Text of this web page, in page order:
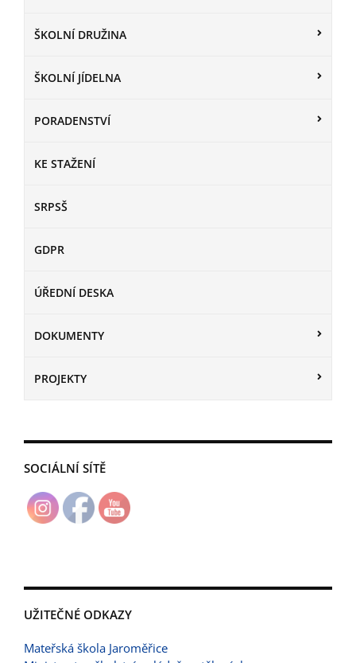
ŠKOLNÍ DRUŽINA
ŠKOLNÍ JÍDELNA
PORADENSTVÍ
KE STAŽENÍ
SRPSŠ
GDPR
ÚŘEDNÍ DESKA
DOKUMENTY
PROJEKTY
SOCIÁLNÍ SÍTĚ
UŽITEČNÉ ODKAZY
Mateřská škola Jaroměřice